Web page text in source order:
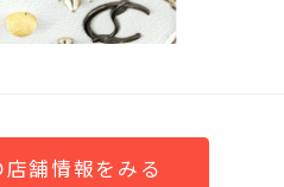
舗情報をみる